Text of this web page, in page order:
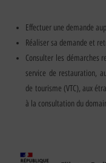
Effectuer une demande
Réaliser sa demande et
Consulter les démarches
service de restauration,
de tourisme (VTC), aux
à la consultation du